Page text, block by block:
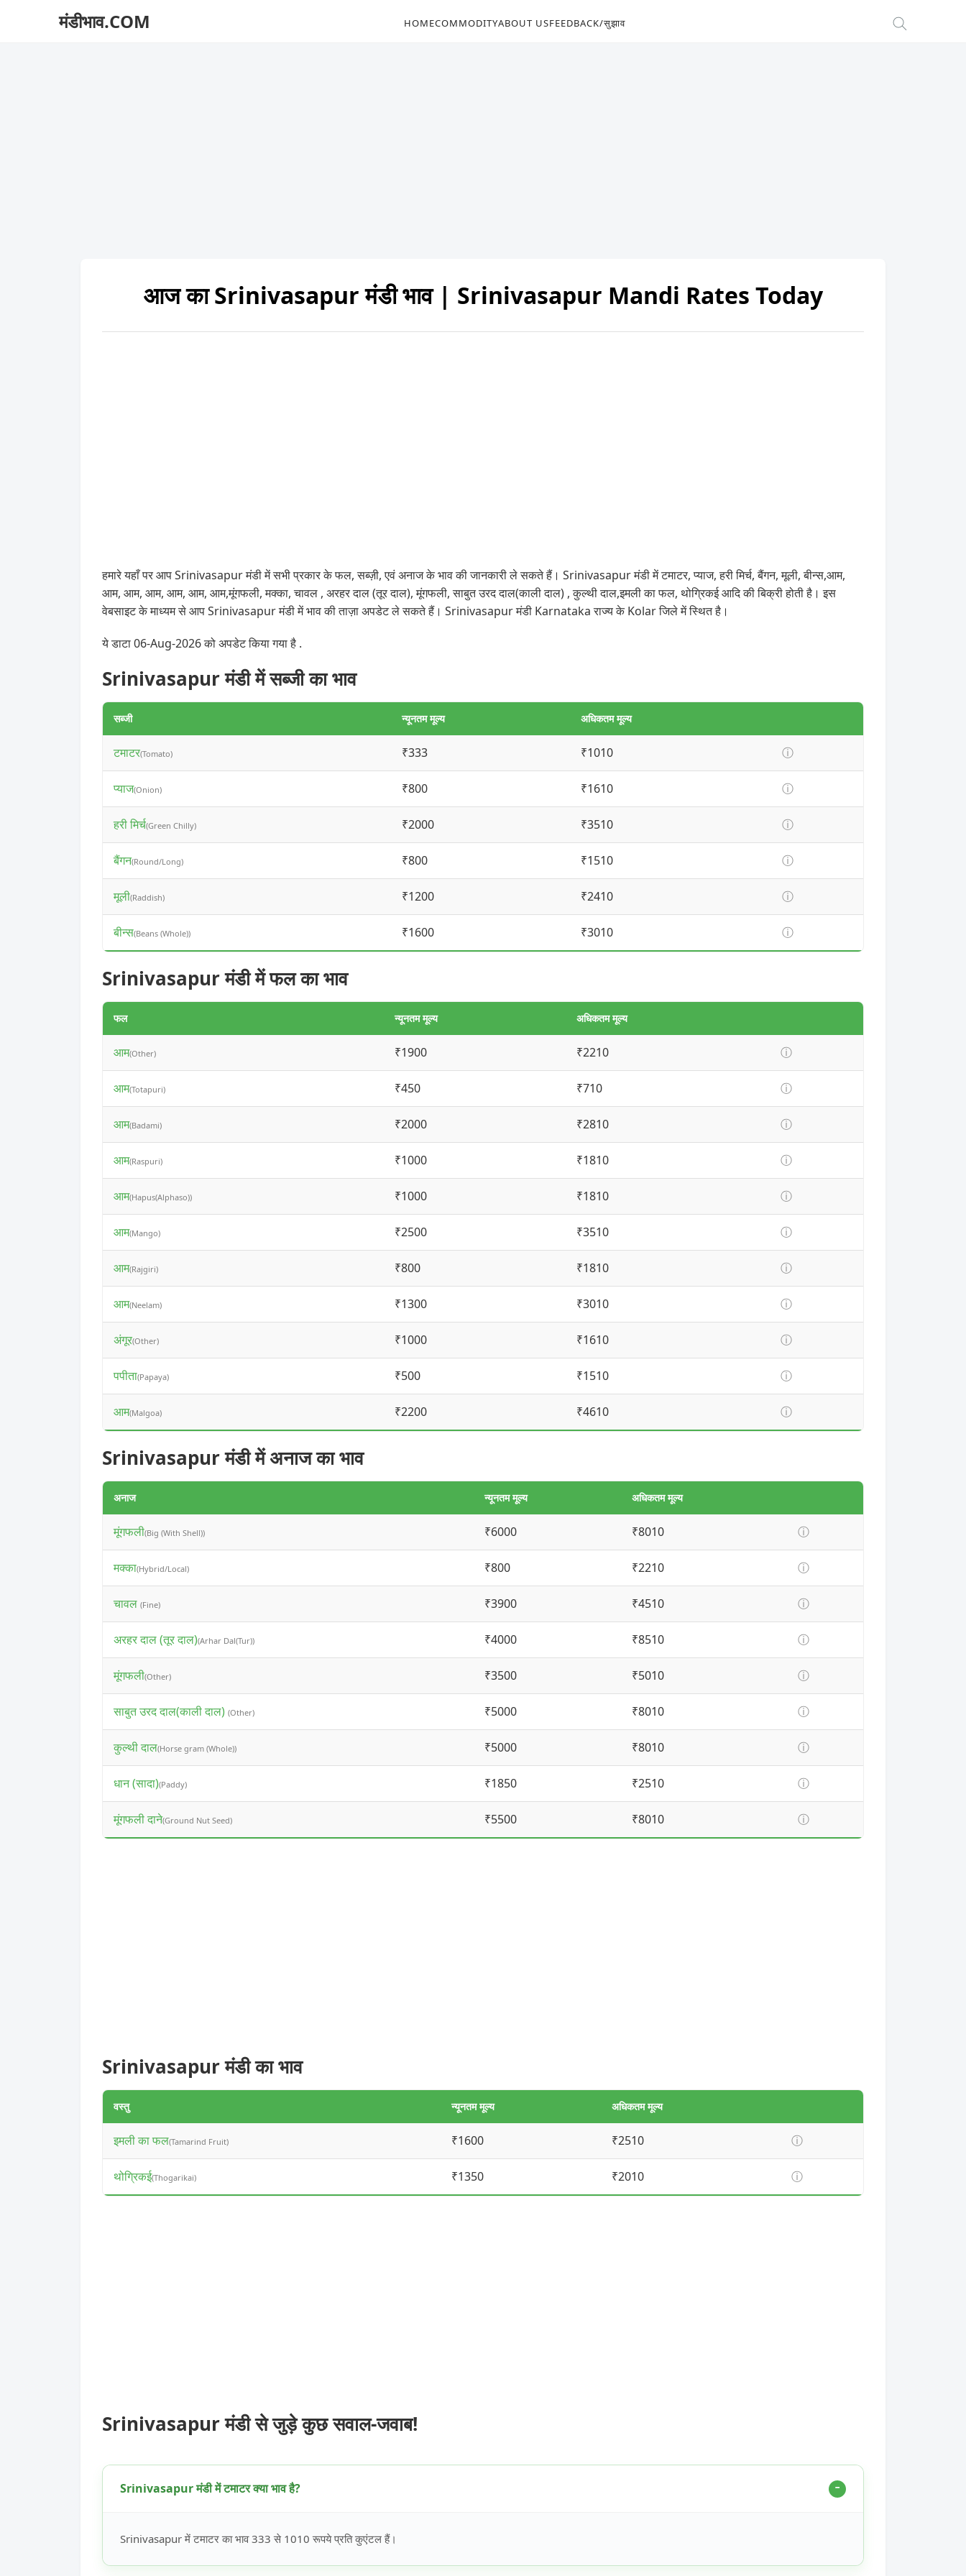
मंडीभाव.COM HOMECOMMODITYABOUT USFEEDBACK/सुझाव
आज का Srinivasapur मंडी भाव | Srinivasapur Mandi Rates Today
हमारे यहाँ पर आप Srinivasapur मंडी में सभी प्रकार के फल, सब्ज़ी, एवं अनाज के भाव की जानकारी ले सकते हैं। Srinivasapur मंडी में टमाटर, प्याज, हरी मिर्च, बैंगन, मूली, बीन्स,आम,
आम, आम, आम, आम, आम, आम,मूंगफली, मक्का, चावल , अरहर दाल (तूर दाल), मूंगफली, साबुत उरद दाल(काली दाल) , कुल्थी दाल,इमली का फल, थोग्रिकई आदि की बिक्री होती है। इस
वेबसाइट के माध्यम से आप Srinivasapur मंडी में भाव की ताज़ा अपडेट ले सकते हैं। Srinivasapur मंडी Karnataka राज्य के Kolar जिले में स्थित है।
ये डाटा 06-Aug-2026 को अपडेट किया गया है .
Srinivasapur मंडी में सब्जी का भाव
सब्जी न्यूनतम मूल्य अधिकतम मूल्य
टमाटर(Tomato) ₹333 ₹1010 ⓘ
प्याज(Onion) ₹800 ₹1610 ⓘ
हरी मिर्च(Green Chilly) ₹2000 ₹3510 ⓘ
बैंगन(Round/Long) ₹800 ₹1510 ⓘ
मूली(Raddish) ₹1200 ₹2410 ⓘ
बीन्स(Beans (Whole)) ₹1600 ₹3010 ⓘ
Srinivasapur मंडी में फल का भाव
फल न्यूनतम मूल्य अधिकतम मूल्य
आम(Other) ₹1900 ₹2210 ⓘ
आम(Totapuri) ₹450 ₹710 ⓘ
आम(Badami) ₹2000 ₹2810 ⓘ
आम(Raspuri) ₹1000 ₹1810 ⓘ
आम(Hapus(Alphaso)) ₹1000 ₹1810 ⓘ
आम(Mango) ₹2500 ₹3510 ⓘ
आम(Rajgiri) ₹800 ₹1810 ⓘ
आम(Neelam) ₹1300 ₹3010 ⓘ
अंगूर(Other) ₹1000 ₹1610 ⓘ
पपीता(Papaya) ₹500 ₹1510 ⓘ
आम(Malgoa) ₹2200 ₹4610 ⓘ
Srinivasapur मंडी में अनाज का भाव
अनाज न्यूनतम मूल्य अधिकतम मूल्य
मूंगफली(Big (With Shell)) ₹6000 ₹8010 ⓘ
मक्का(Hybrid/Local) ₹800 ₹2210 ⓘ
चावल (Fine) ₹3900 ₹4510 ⓘ
अरहर दाल (तूर दाल)(Arhar Dal(Tur)) ₹4000 ₹8510 ⓘ
मूंगफली(Other) ₹3500 ₹5010 ⓘ
साबुत उरद दाल(काली दाल) (Other) ₹5000 ₹8010 ⓘ
कुल्थी दाल(Horse gram (Whole)) ₹5000 ₹8010 ⓘ
धान (सादा)(Paddy) ₹1850 ₹2510 ⓘ
मूंगफली दाने(Ground Nut Seed) ₹5500 ₹8010 ⓘ
Srinivasapur मंडी का भाव
वस्तु न्यूनतम मूल्य अधिकतम मूल्य
इमली का फल(Tamarind Fruit) ₹1600 ₹2510 ⓘ
थोग्रिकई(Thogarikai) ₹1350 ₹2010 ⓘ
Srinivasapur मंडी से जुड़े कुछ सवाल-जवाब!
Srinivasapur मंडी में टमाटर क्या भाव है?
Srinivasapur में टमाटर का भाव 333 से 1010 रूपये प्रति कुएंटल हैं।